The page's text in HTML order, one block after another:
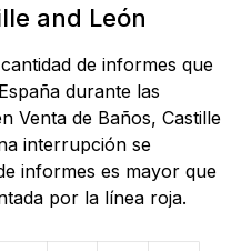
and León
de informes que
durante las
Venta de Baños, Castille
interrupción se
informes es mayor que
por la línea roja.